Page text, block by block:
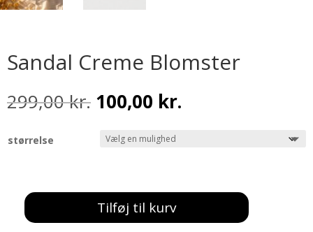
Sandal Creme Blomster
299,00kr. Den
oprindelige
pris
var:
100,00 kr.
størrelse
Sandal
Tilføj til kurv